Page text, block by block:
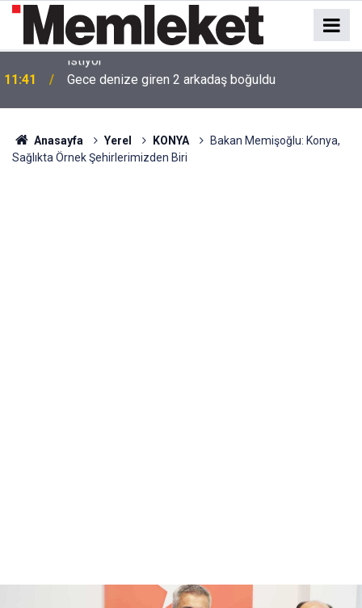
11:41 Gece denize giren 2 arkadaş boğuldu
Anasayfa Yerel KONYA
Bakan Memişoğlu: Konya,
Sağlıkta Örnek Şehirlerimizden Biri